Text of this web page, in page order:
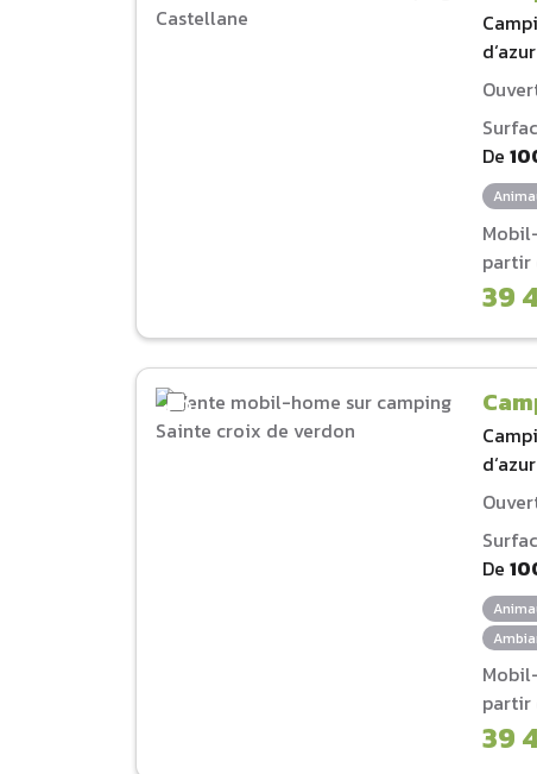
d‘azur
De
partir
39
d‘azur
De
partir
39